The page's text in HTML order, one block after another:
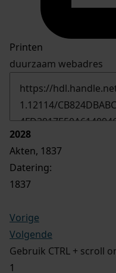
Printen
duurzaam webadres
2028
Akten, 1837
Datering:
1837
Vorige
Volgende
Gebruik CTRL + scroll